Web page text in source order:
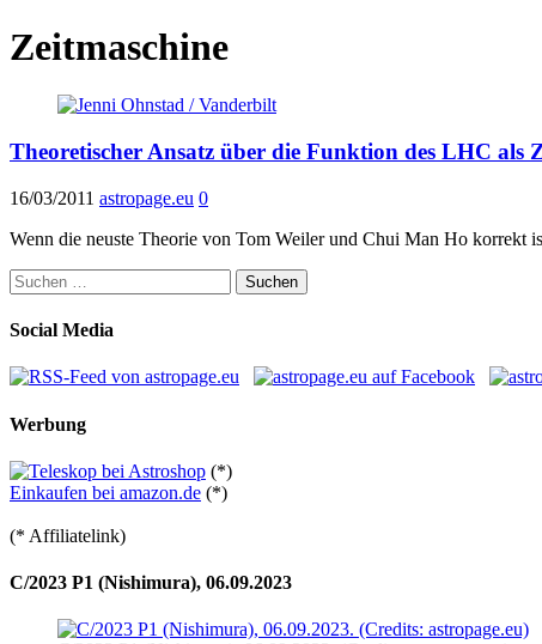
Zeitmaschine
Theoretischer Ansatz über die Funktion des LHC als
16/03/2011 astropage.eu 0
Wenn die neuste Theorie von Tom Weiler und Chui Man Ho korrekt
Suchen
nach:
Social Media
Werbung
(*)
Einkaufen bei amazon.de (*)
(* Affiliatelink)
C/2023 P1 (Nishimura), 06.09.2023